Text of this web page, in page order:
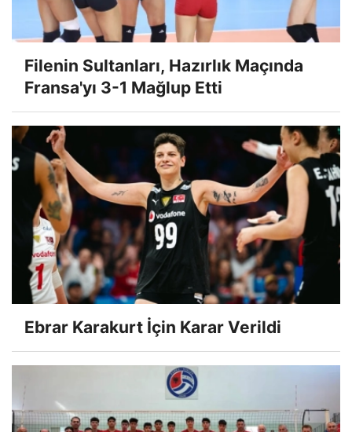
Filenin Sultanları, Hazırlık Maçında
Fransa'yı 3-1 Mağlup Etti
Ebrar Karakurt İçin Karar Verildi